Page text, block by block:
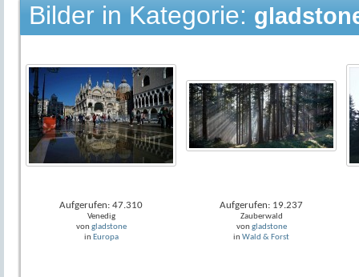
Bilder in Kategorie:
Aufgerufen: 47.310
Venedig
von gladstone
in Europa
Aufgerufen: 19.237
Zauberwald
von gladstone
in Wald & Forst